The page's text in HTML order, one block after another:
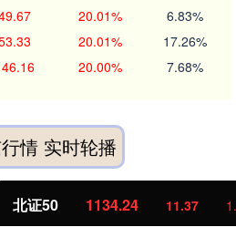
20.01% 6.83%
20.01% 17.26%
20.00% 7.68%
情 实时轮播
11.37 1.01%